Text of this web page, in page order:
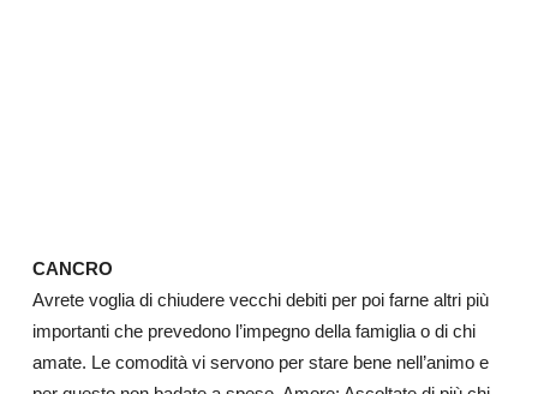
CANCRO
Avrete voglia di chiudere vecchi debiti per poi farne altri più
importanti che prevedono l’impegno della famiglia o di chi
amate. Le comodità vi servono per stare bene nell’animo e